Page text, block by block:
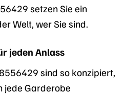
setzen Sie ein
Welt, wer Sie sind.
jeden Anlass
sind so konzipiert,
jede Garderobe